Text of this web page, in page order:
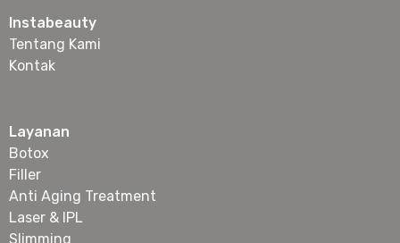
Instabeauty
Tentang Kami
Kontak
Layanan
Botox
Filler
Anti Aging Treatment
Laser & IPL
Slimming